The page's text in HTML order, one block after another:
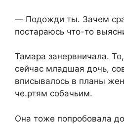
— Подожди ты. Зачем
постараюсь что-то
Тамара занервничала.
сейчас младшая дочь,
вписывалось в планы
че.ртям собачьим.
Она тоже попробовала